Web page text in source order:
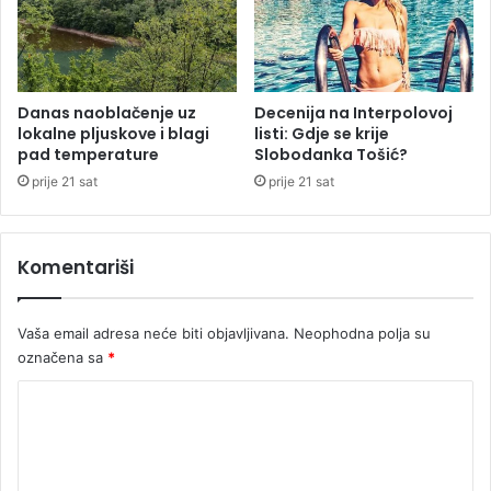
v
o
r
i
l
i
o
n
d
n
m
š
v
Danas naoblačenje uz
lokalne pljuskove i blagi
pad temperature
prije 21 sat
Decenija na Interpolovoj
listi: Gdje se krije
Slobodanka Tošić?
prije 21 sat
Komentariši
Vaša email adresa neće biti objavljivana. Neophodna polja su
označena sa *